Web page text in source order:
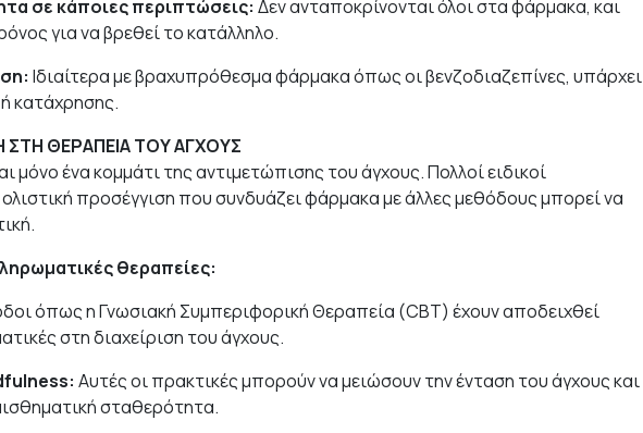
σε κάποιες περιπτώσεις: Δεν ανταποκρίνονται όλοι στα φάρμακα, και
για να βρεθεί το κατάλληλο.
Ιδιαίτερα με βραχυπρόθεσμα φάρμακα όπως οι βενζοδιαζεπίνες, υπάρχει
κατάχρησης.
ΣΤΗ ΘΕΡΑΠΕΙΑ ΤΟΥ ΑΓΧΟΥΣ
μόνο ένα κομμάτι της αντιμετώπισης του άγχους. Πολλοί ειδικοί
προσέγγιση που συνδυάζει φάρμακα με άλλες μεθόδους μπορεί να
θεραπείες:
όπως η Γνωσιακή Συμπεριφορική Θεραπεία (CBT) έχουν αποδειχθεί
στη διαχείριση του άγχους.
Αυτές οι πρακτικές μπορούν να μειώσουν την ένταση του άγχους και
σταθερότητα.